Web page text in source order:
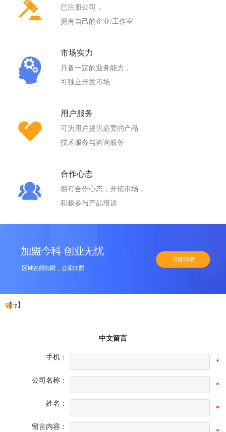
已注册公司，
拥有自己的企业/工作室
市场实力
具备一定的业务能力，
可独立开发市场
用户服务
可为用户提供必要的产品
技术服务与咨询服务
合作心态
拥有合作心态，开拓市场，
积极参与产品培训
击】
中文留言
手机：
*
公司名称：
*
姓名：
*
留言内容：